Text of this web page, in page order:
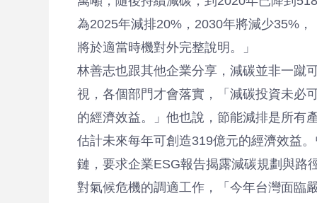
為2025年減排20%，2030年將減少35%
將於適當時機對外完整說明。」
林善志也跟其他企業分享，減碳並非一蹴
視，各個部門才會落實，「減碳投資未必
的經濟效益。」他也說，節能減排是所有
估計未來每年可創造319億元的經濟效益
鏈，要求企業ESG報告揭露減碳規劃與路
對氣候危機的調適工作，「今年台灣面臨